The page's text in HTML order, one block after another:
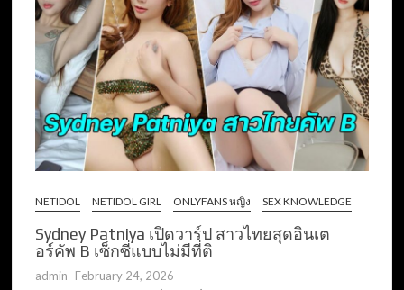
NETIDOL NETIDOL GIRL ONLYFANS หญิง SEX KNOWLEDGE
Sydney Patniya เปิดวาร์ป สาวไทยสุดอินเต
อร์คัพ B เซ็กซี่แบบไม่มีที่ติ
admin February 24, 2026